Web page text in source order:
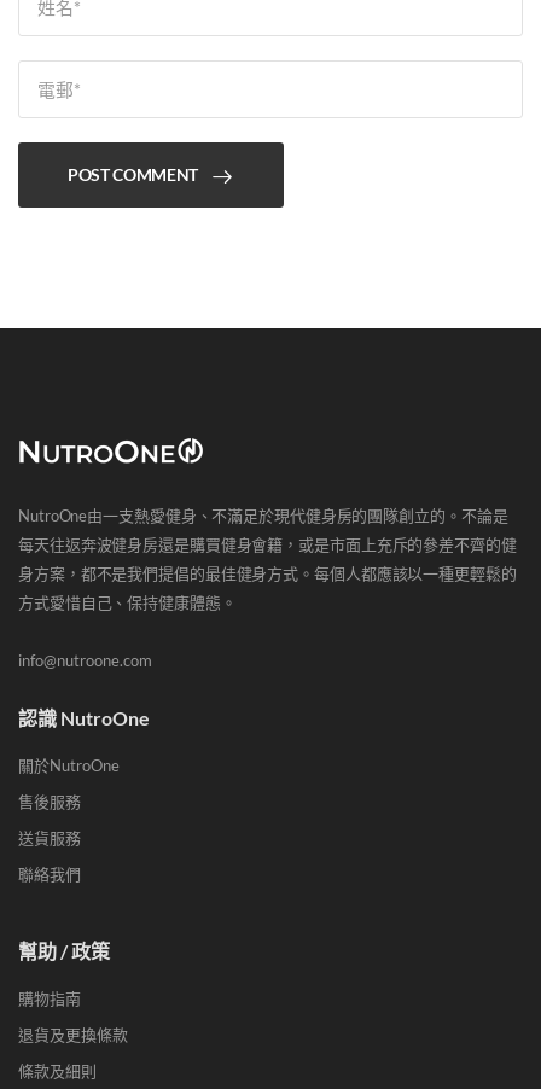
POST COMMENT
NutroOne由一支熱愛健身、不滿足於現代健身房的團隊創立的。不論是
每天往返奔波健身房還是購買健身會籍，或是市面上充斥的參差不齊的健
身方案，都不是我們提倡的最佳健身方式。每個人都應該以一種更輕鬆的
方式愛惜自己、保持健康體態。
info@nutroone.com
認識 NutroOne
關於NutroOne
售後服務
送貨服務
聯絡我們
幫助 / 政策
購物指南
退貨及更換條款
條款及細則